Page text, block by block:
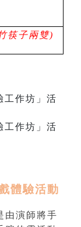
筷子兩雙)
體驗活動
由演師將手